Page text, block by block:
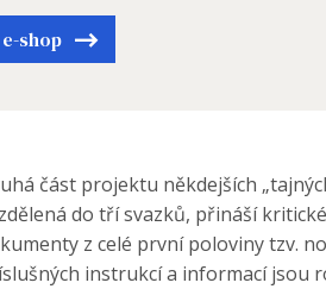
e-shop
část projektu někdejších
do tří svazků, přináší
z celé první poloviny tzv.
instrukcí a informací jsou